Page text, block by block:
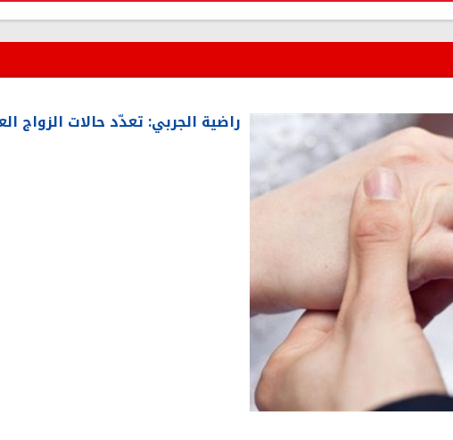
راضية الجربي: تعدّد حالات